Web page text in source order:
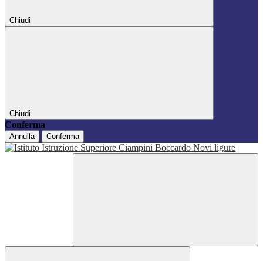
Chiudi
Chiudi
Conferma
Annulla Conferma